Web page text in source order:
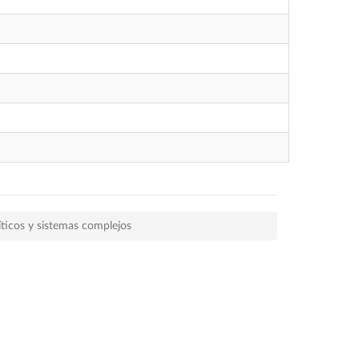
y sistemas complejos